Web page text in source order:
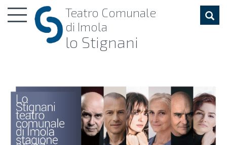
Toggle
navigation
Teatro Comunale
di Imola
lo Stignani